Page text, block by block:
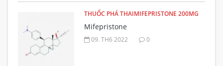
THUỐC PHÁ THAIMIFEPRISTONE 200MG
Mifepristone
09. TH6 2022 0